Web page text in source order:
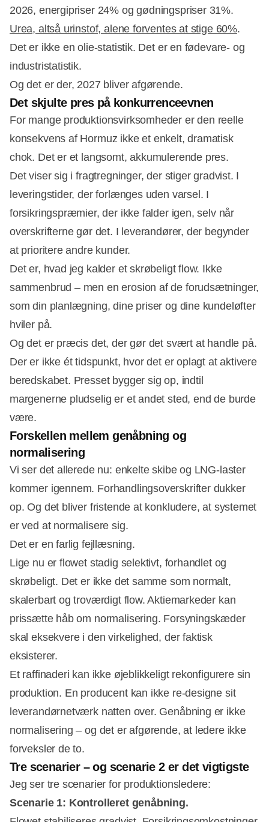
2026, energipriser 24% og gødningspriser 31%.
Urea, altså urinstof, alene forventes at stige 60%.
Det er ikke en olie-statistik. Det er en fødevare- og
industristatistik.
Og det er der, 2027 bliver afgørende.
Det skjulte pres på konkurrenceevnen
For mange produktionsvirksomheder er den reelle
konsekvens af Hormuz ikke et enkelt, dramatisk
chok. Det er et langsomt, akkumulerende pres.
Det viser sig i fragtregninger, der stiger gradvist. I
leveringstider, der forlænges uden varsel. I
forsikringspræmier, der ikke falder igen, selv når
overskrifterne gør det. I leverandører, der begynder
at prioritere andre kunder.
Det er, hvad jeg kalder et skrøbeligt flow. Ikke
sammenbrud – men en erosion af de forudsætninger,
som din planlægning, dine priser og dine kundeløfter
hviler på.
Og det er præcis det, der gør det svært at handle på.
Der er ikke ét tidspunkt, hvor det er oplagt at aktivere
beredskabet. Presset bygger sig op, indtil
margenerne pludselig er et andet sted, end de burde
være.
Forskellen mellem genåbning og
normalisering
Vi ser det allerede nu: enkelte skibe og LNG-laster
kommer igennem. Forhandlingsoverskrifter dukker
op. Og det bliver fristende at konkludere, at systemet
er ved at normalisere sig.
Det er en farlig fejllæsning.
Lige nu er flowet stadig selektivt, forhandlet og
skrøbeligt. Det er ikke det samme som normalt,
skalerbart og troværdigt flow. Aktiemarkeder kan
prissætte håb om normalisering. Forsyningskæder
skal eksekvere i den virkelighed, der faktisk
eksisterer.
Et raffinaderi kan ikke øjeblikkeligt rekonfigurere sin
produktion. En producent kan ikke re-designe sit
leverandørnetværk natten over. Genåbning er ikke
normalisering – og det er afgørende, at ledere ikke
forveksler de to.
Tre scenarier – og scenarie 2 er det vigtigste
Jeg ser tre scenarier for produktionsledere:
Scenarie 1: Kontrolleret genåbning.